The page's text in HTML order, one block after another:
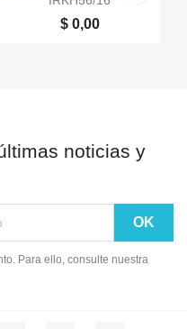
$ 0,00
noticias y
Para ello, consulte nuestra